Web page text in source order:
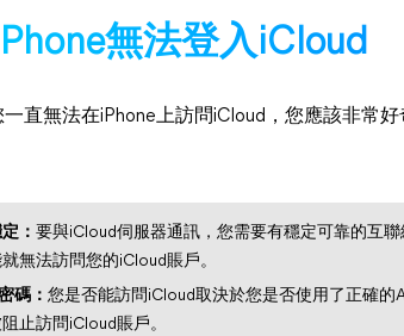
無法登入iCloud
直無法在iPhone上訪問iCloud，您應該非常
： 要與iCloud伺服器通訊，您需要有穩定可靠的互
無法訪問您的iCloud賬戶。
碼： 您是否能訪問iCloud取決於您是否使用了正確的
止訪問iCloud賬戶。